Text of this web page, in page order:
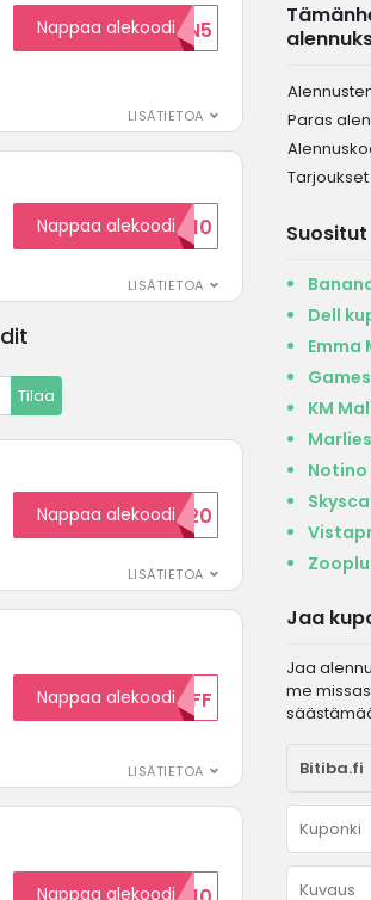
LISÄTIETOA
Nappaa alekoodi
ALENNUKSEN5
LISÄTIETOA
Nappaa alekoodi
KOODID10
Tilaa
LISÄTIETOA
Nappaa alekoodi
WELCOME20
LISÄTIETOA
Nappaa alekoodi15OFF
Nappaa alekoodi
Paras
Tarjoukset
Dell
Emma
KM
Notino
Jaa
Jaa
me